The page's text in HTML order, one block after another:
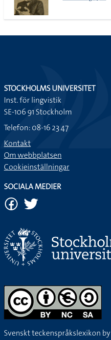
STOCKHOLMS UNIVERSITET
Inst. för lingvistik
SE-106 91 Stockholm
Telefon: 08-16 23 47
Kontakt
Om webbplatsen
Cookieinställningar
SOCIALA MEDIER
Svenskt teckenspråkslexikon by